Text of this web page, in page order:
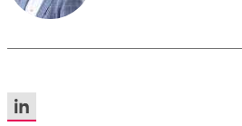
LinkedIn van Frank den Heijer